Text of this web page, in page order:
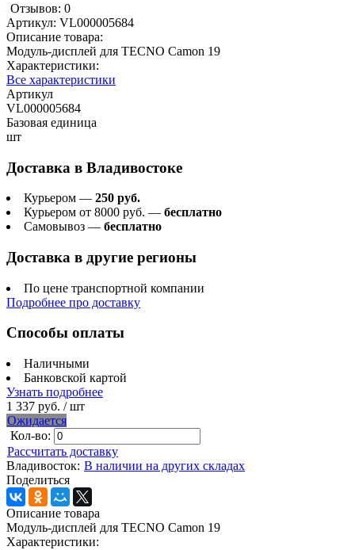
Отзывов: 0
Артикул: VL000005684
Описание товара:
Модуль-дисплей для TECNO Camon 19
Характеристики:
Все характеристики
Артикул
VL000005684
Базовая единица
шт
Доставка в Владивостоке
Курьером — 250 руб.
Курьером от 8000 руб. — бесплатно
Самовывоз — бесплатно
Доставка в другие регионы
По цене транспортной компании
Подробнее про доставку
Способы оплаты
Наличными
Банковской картой
Узнать подробнее
1 337 руб. / шт
Ожидается
Кол-во:
Рассчитать доставку
Владивосток: В наличии на других складах
Поделиться
Описание товара
Модуль-дисплей для TECNO Camon 19
Характеристики: